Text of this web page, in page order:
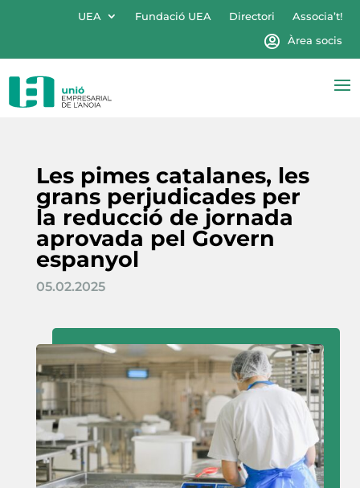
UEA Fundació UEA Directori
Associa’t!
Àrea socis
Les pimes catalanes, les
grans perjudicades per
la reducció de jornada
aprovada pel Govern
espanyol
05.02.2025